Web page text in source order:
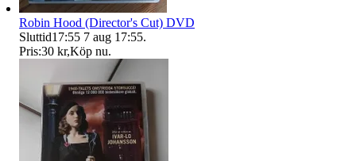
Robin Hood (Director's Cut) DVD
Sluttid17:55 7 aug 17:55.
Pris:30 kr,Köp nu.